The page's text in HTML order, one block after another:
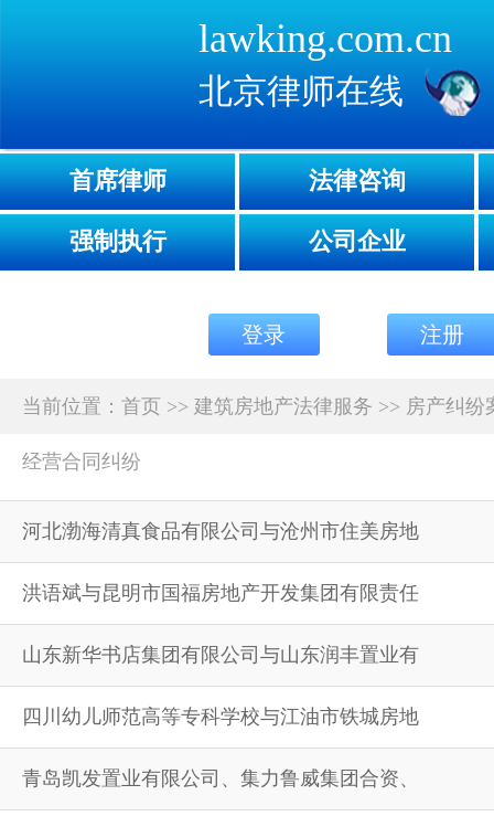
lawking.com.cn
北京律师在线
首席律师 法律咨询
强制执行 公司企业
登录 注册
当前位置： 首页 >> 建筑房地产法律服务 >> 房产纠纷
经营合同纠纷
河北渤海清真食品有限公司与沧州市住美房地
洪语斌与昆明市国福房地产开发集团有限责任
山东新华书店集团有限公司与山东润丰置业有
四川幼儿师范高等专科学校与江油市铁城房地
青岛凯发置业有限公司、集力鲁威集团合资、